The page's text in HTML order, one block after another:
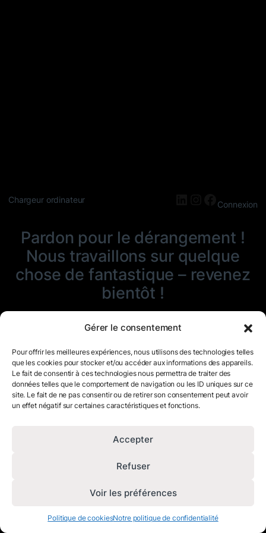
Gérer le consentement
Pour offrir les meilleures expériences, nous utilisons des technologies telles
que les cookies pour stocker et/ou accéder aux informations des appareils.
Le fait de consentir à ces technologies nous permettra de traiter des
données telles que le comportement de navigation ou les ID uniques sur ce
site. Le fait de ne pas consentir ou de retirer son consentement peut avoir
un effet négatif sur certaines caractéristiques et fonctions.
Accepter
Refuser
Voir les préférences
Politique de cookiesNotre politique de confidentialité
Chargeur ordinateur LinkedIn
Instagram
Connexion
Pardon pour le dérangement !
Nous travaillons sur quelque
chose de fantastique – revenez
bientôt !